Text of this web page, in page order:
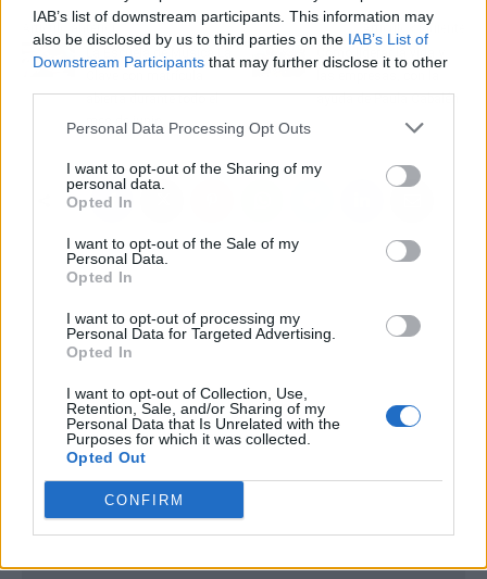
IAB’s list of downstream participants. This information may
also be disclosed by us to third parties on the IAB’s List of
Downstream Participants that may further disclose it to other
Personal Data Processing Opt Outs
I want to opt-out of the Sharing of my
personal data.
Opted In
I want to opt-out of the Sale of my
Personal Data.
Opted In
I want to opt-out of processing my
Personal Data for Targeted Advertising.
Opted In
I want to opt-out of Collection, Use,
Retention, Sale, and/or Sharing of my
Personal Data that Is Unrelated with the
Purposes for which it was collected.
Opted Out
CONFIRM
La Escuela de Música La
Clave con matrícula
abierta durante todo el
mes de junio
Artículo siguiente
Cómo liderar la vida y
ayuda de Paula Cabalén